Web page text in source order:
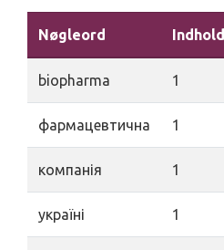
Nøgleord Indhold
biopharma 1
фармацевтична 1
компанія 1
україні 1